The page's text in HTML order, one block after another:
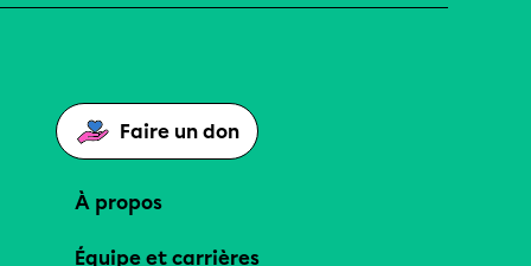
Faire un don
À propos
Équipe et carrières